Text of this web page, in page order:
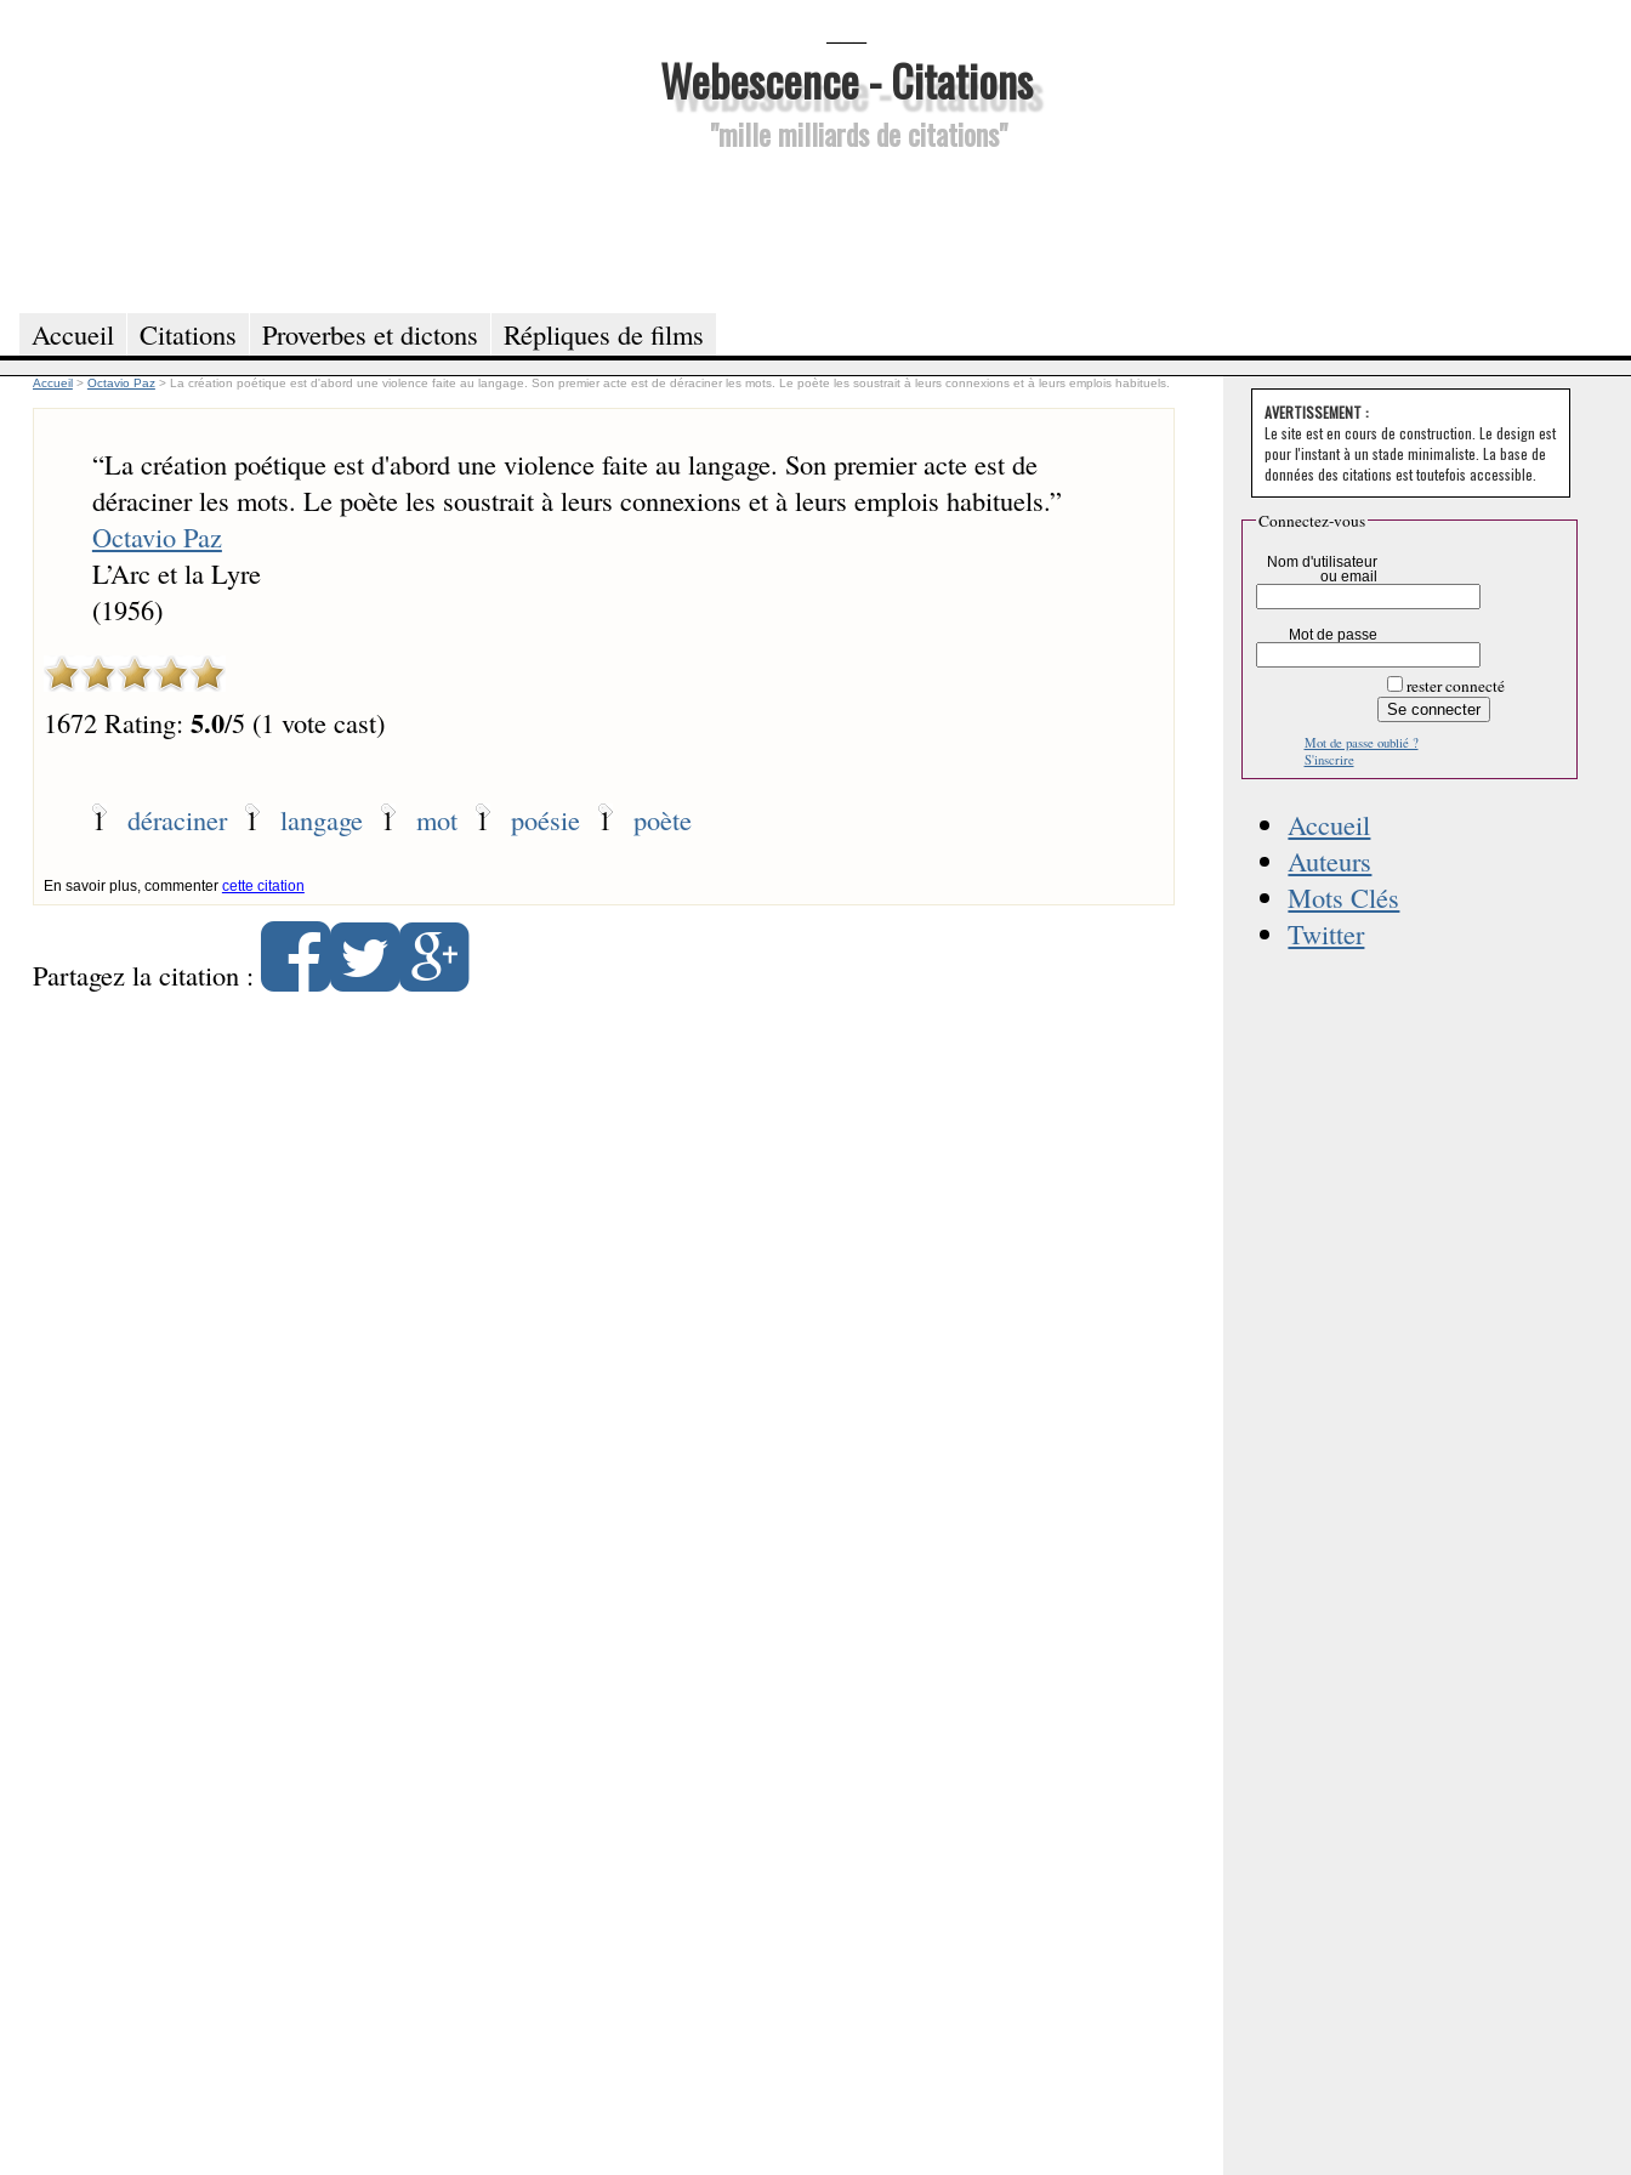
Webescence - Citations
"mille milliards de citations"
Accueil Citations Proverbes et dictons Répliques de films
Accueil > Octavio Paz > La création poétique est d'abord une violence faite au langage. Son premier acte est de déraciner les mots. Le poète les soustrait à leurs connexions et à leurs emplois habituels.
“La création poétique est d'abord une violence faite au langage. Son premier acte est de
déraciner les mots. Le poète les soustrait à leurs connexions et à leurs emplois habituels.”
Octavio Paz
L’Arc et la Lyre
(1956)
1672 Rating: 5.0/5 (1 vote cast)
1 déraciner 1 langage 1 mot 1 poésie 1 poète
En savoir plus, commenter cette citation
Partagez la citation :
AVERTISSEMENT :
Le site est en cours de construction. Le design est
pour l'instant à un stade minimaliste. La base de
données des citations est toutefois accessible.
Connectez-vous
Nom d'utilisateur
ou email
Mot de passe
rester connecté
Mot de passe oublié ?
S'inscrire
Accueil
Auteurs
Mots Clés
Twitter